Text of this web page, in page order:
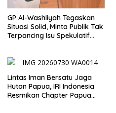
GP Al-Washliyah Tegaskan
Situasi Solid, Minta Publik Tak
Terpancing Isu Spekulatif
Lintas Iman Bersatu Jaga
Hutan Papua, IRI Indonesia
Resmikan Chapter Papua